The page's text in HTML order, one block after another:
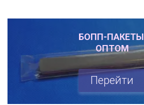
БОПП-ПАКЕТЫ
ОПТОМ
Перейти